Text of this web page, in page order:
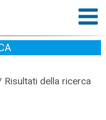
Risultati della ricerca